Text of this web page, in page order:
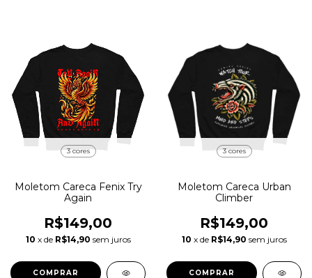
3 cores
Moletom Careca Fenix Try
Again
R$149,00
10 x de R$14,90 sem juros
COMPRAR
3 cores
Moletom Careca Urban
Climber
R$149,00
10 x de R$14,90 sem juros
COMPRAR